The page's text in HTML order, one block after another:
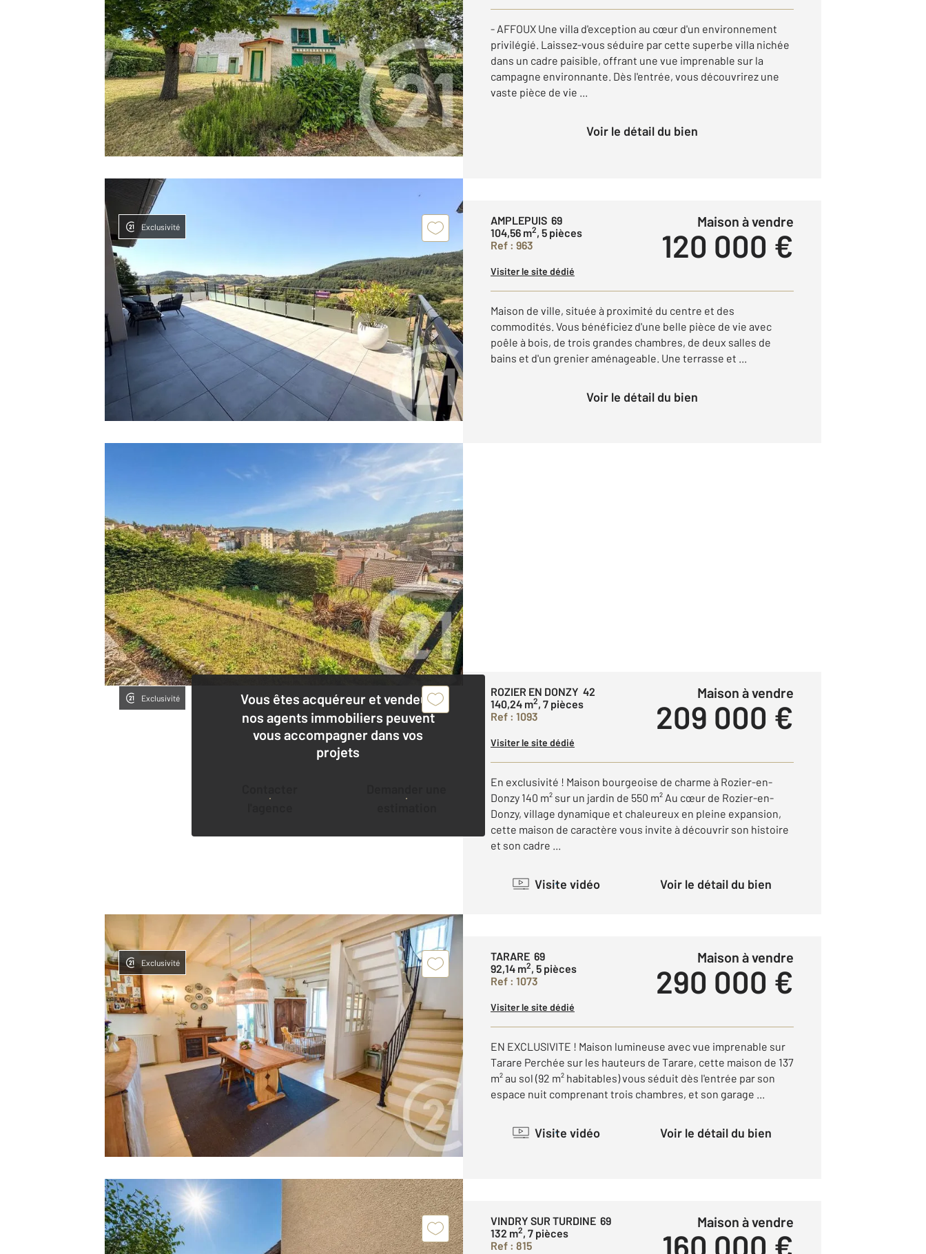
- AFFOUX Une villa d'exception au cœur d'un environnement
privilégié. Laissez-vous séduire par cette superbe villa nichée
dans un cadre paisible, offrant une vue imprenable sur la
campagne environnante. Dès l'entrée, vous découvrirez une
vaste pièce de vie ...
Voir le détail du bien
Exclusivité
AMPLEPUIS 69
104,56 m2, 5 pièces
Ref : 963
Maison à vendre
120 000 €
Visiter le site dédié
Maison de ville, située à proximité du centre et des
commodités. Vous bénéficiez d'une belle pièce de vie avec
poêle à bois, de trois grandes chambres, de deux salles de
bains et d'un grenier aménageable. Une terrasse et ...
Voir le détail du bien
Vous êtes acquéreur et vendeur,
nos agents immobiliers peuvent
vous accompagner dans vos
projets
Exclusivité
ROZIER EN DONZY 42
140,24 m2, 7 pièces
Ref : 1093
Maison à vendre
209 000 €
Visiter le site dédié
En exclusivité ! Maison bourgeoise de charme à Rozier-en-
Donzy 140 m² sur un jardin de 550 m² Au cœur de Rozier-en-
Donzy, village dynamique et chaleureux en pleine expansion,
cette maison de caractère vous invite à découvrir son histoire
et son cadre ...
Visite vidéo Voir le détail du bien
Exclusivité
TARARE 69
92,14 m2, 5 pièces
Ref : 1073
Maison à vendre
290 000 €
Visiter le site dédié
EN EXCLUSIVITE ! Maison lumineuse avec vue imprenable sur
Tarare Perchée sur les hauteurs de Tarare, cette maison de 137
m² au sol (92 m² habitables) vous séduit dès l'entrée par son
espace nuit comprenant trois chambres, et son garage ...
Visite vidéo Voir le détail du bien
VINDRY SUR TURDINE 69
132 m2, 7 pièces
Ref : 815
Maison à vendre
160 000 €